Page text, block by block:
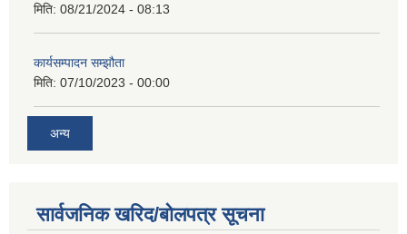
मिति: 08/21/2024 - 08:13
कार्यसम्पादन सम्झौता
मिति: 07/10/2023 - 00:00
अन्य
सार्वजनिक खरिद/बोलपत्र सूचना